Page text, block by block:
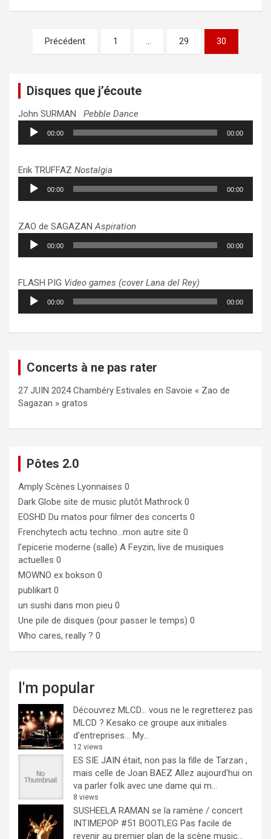
Pagination
des
Précédent 1 … 29 30
Disques que j’écoute
John SURMAN Pebble Dance
Lecteur
audio
00:00 00:00
Erik TRUFFAZ Nostalgia
Lecteur
audio
00:00 00:00
ZAO de SAGAZANAspiration
Lecteur
audio
00:00 00:00
FLASH PIG Video games (cover Lana del Rey)
Lecteur
audio
00:00 00:00
Concerts à ne pas rater
27 JUIN 2024 Chambéry Estivales en Savoie « Zao de
Sagazan » gratos
Pôtes 2.0
Amply Scènes Lyonnaises 0
Dark Globe site de music plutôt Mathrock 0
EOSHD Du matos pour filmer des concerts 0
Frenchytech actu techno…mon autre site 0
l'epicerie moderne (salle) A Feyzin, live de musiques
actuelles 0
MOWNO ex bokson 0
publikart 0
un sushi dans mon pieu 0
Une pile de disques (pour passer le temps) 0
Who cares, really ? 0
I'm popular
Découvrez MLCD… vous ne le regretterez pas
MLCD ? Kesako ce groupe aux initiales
d’entreprises… My...
12 views
ES SIE JAIN était, non pas la fille de Tarzan ,
mais celle de Joan BAEZ Allez aujourd'hui on
va parler folk avec une dame qui m...
8 views
SUSHEELA RAMAN se la ramène / concert
INTIMEPOP #51 BOOTLEG Pas facile de
revenir au premier plan de la scène music...